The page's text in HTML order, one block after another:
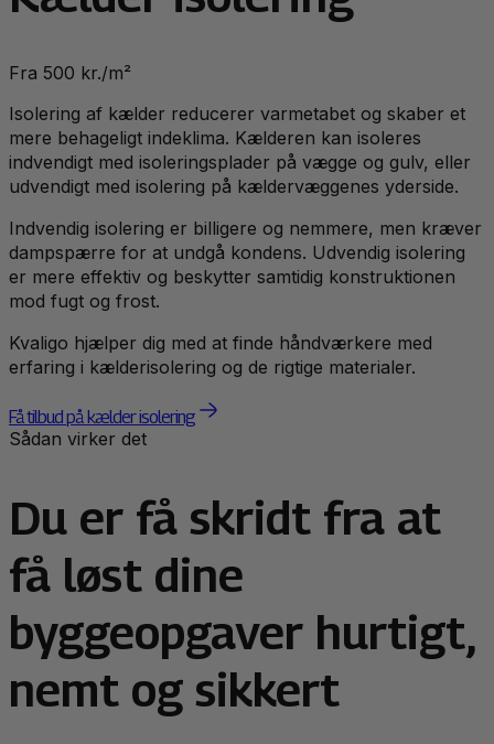
Fra 500 kr./m²
Isolering af kælder reducerer varmetabet og skaber et
mere behageligt indeklima. Kælderen kan isoleres
indvendigt med isoleringsplader på vægge og gulv, eller
udvendigt med isolering på kældervæggenes yderside.
Indvendig isolering er billigere og nemmere, men kræver
dampspærre for at undgå kondens. Udvendig isolering
er mere effektiv og beskytter samtidig konstruktionen
mod fugt og frost.
Kvaligo hjælper dig med at finde håndværkere med
erfaring i kælderisolering og de rigtige materialer.
Få tilbud på kælder isolering
Sådan virker det
Du er få skridt fra at
få løst dine
byggeopgaver hurtigt,
nemt og sikkert